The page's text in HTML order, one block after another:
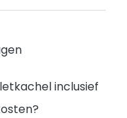
inclusief